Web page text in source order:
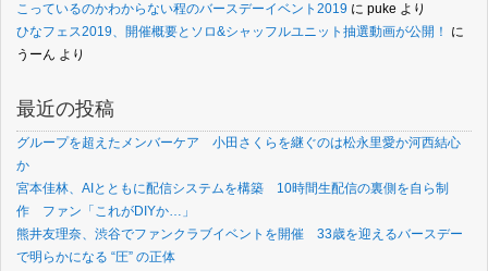
こっているのかわからない程のバースデーイベント2019 に puke より
ひなフェス2019、開催概要とソロ&シャッフルユニット抽選動画が公開！
に
うーん より
最近の投稿
グループを超えたメンバーケア 小田さくらを継ぐのは松永里愛か河西結心
か
宮本佳林、AIとともに配信システムを構築 10時間生配信の裏側を自ら制
作 ファン「これがDIYか…」
熊井友理奈、渋谷でファンクラブイベントを開催 33歳を迎えるバースデー
で明らかになる “圧” の正体